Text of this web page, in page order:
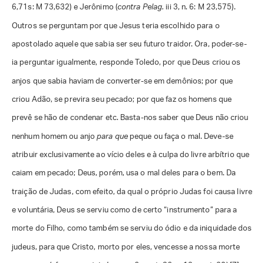
6,71s: M 73,632) e Jerônimo (contra Pelag. iii 3, n. 6: M 23,575).
Outros se perguntam por que Jesus teria escolhido para o
apostolado aquele que sabia ser seu futuro traidor. Ora, poder-se-
ia perguntar igualmente, responde Toledo, por que Deus criou os
anjos que sabia haviam de converter-se em demônios; por que
criou Adão, se previra seu pecado; por que faz os homens que
prevê se hão de condenar etc. Basta-nos saber que Deus não criou
nenhum homem ou anjopara quepeque ou faça o mal. Deve-se
atribuir exclusivamente ao vício deles e à culpa do livre arbítrio que
caiam em pecado; Deus, porém, usa o mal deles para o bem. Da
traição de Judas, com efeito, da qual o próprio Judas foi causa livre
e voluntária, Deus se serviu como de certo “instrumento” para a
morte do Filho, como também se serviu do ódio e da iniquidade dos
judeus, para que Cristo, morto por eles, vencesse a nossa morte